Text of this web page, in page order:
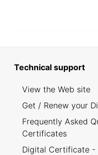
Technical support
View the Web site
Get / Renew your
Frequently Asked
Certificates
Digital Certificate -